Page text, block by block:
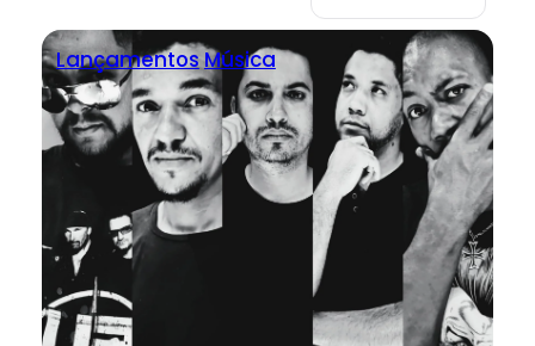
LançamentosMúsica